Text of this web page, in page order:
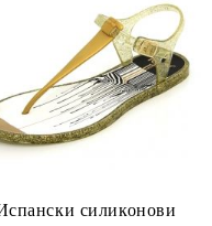
силиконови